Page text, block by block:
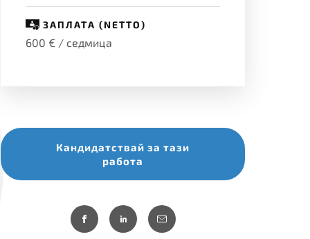
ЗАПЛАТА (NETTO)
600 € / седмица
Кандидатствай за тази
работа